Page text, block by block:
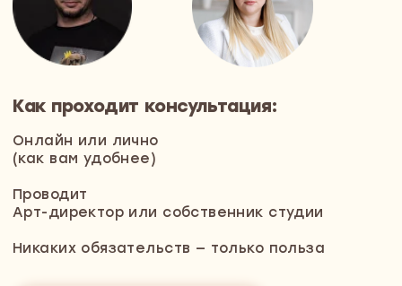
Продуманных до мелочей
интерьеров
Чтобы диван не упирался в дверь, шкаф влезал в
Ошибки начинаются ещё до
стройки
Когда нет чёткого плана, даже
вопросом